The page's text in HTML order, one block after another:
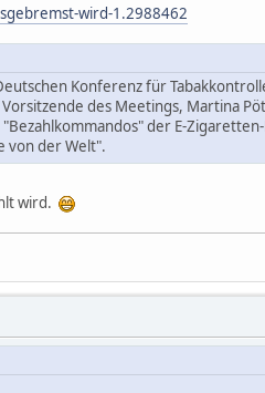
wird-1.2988462
Konferenz für
des Meetings, Martina
der E-
von der Welt".
wird.